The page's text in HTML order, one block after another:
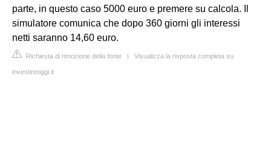
parte, in questo caso 5000 euro e premere su calcola. Il
simulatore comunica che dopo 360 giorni gli interessi
netti saranno 14,60 euro.
Richiesta di rimozione della fonte | Visualizza la risposta completa su
investireoggi.it